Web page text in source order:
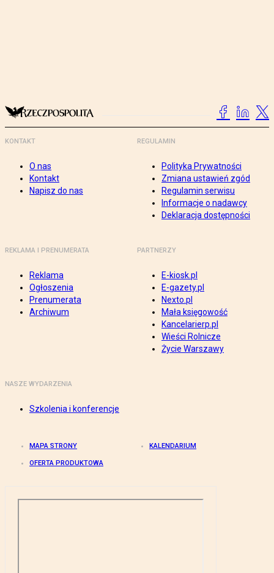
KONTAKT
O nas
Kontakt
Napisz do nas
REGULAMIN
Polityka Prywatności
Zmiana ustawień zgód
Regulamin serwisu
Informacje o nadawcy
Deklaracja dostępności
REKLAMA I PRENUMERATA
Reklama
Ogłoszenia
Prenumerata
Archiwum
PARTNERZY
E-kiosk.pl
E-gazety.pl
Nexto.pl
Mała księgowość
Kancelarierp.pl
Wieści Rolnicze
Życie Warszawy
NASZE WYDARZENIA
Szkolenia i konferencje
MAPA STRONY KALENDARIUM
OFERTA PRODUKTOWA